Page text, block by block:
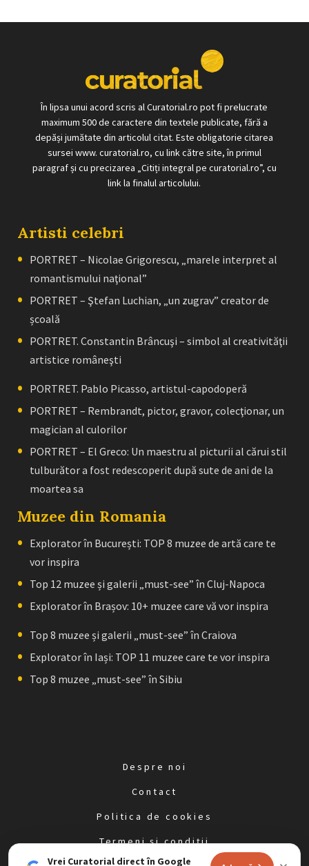
În lipsa unui acord scris al Curatorial.ro pot fi prelucrate
maximum 500 de caractere din textele publicate, fără a
depăși jumătate din articolul citat. Este obligatorie citarea
sursei www. curatorial.ro, cu link către site, în primul
paragraf și cu precizarea „Citiți integral pe curatorial.ro”, cu
link la finalul articolului.
Artisti celebri
PORTRET – Nicolae Grigorescu, „marele interpret al
romantismului naţional”
PORTRET – Ştefan Luchian, „un zugrav” creator de
școală
PORTRET. Constantin Brâncuşi – simbol al creativităţii
artistice româneşti
PORTRET. Pablo Picasso, artistul-capodoperă
PORTRET – Rembrandt, pictor, gravor, colecţionar, un
magician al culorilor
PORTRET – El Greco: Un maestru al picturii al cărui stil
tulburător a fost redescoperit după sute de ani de la
moartea sa
Muzee din Romania
Explorator în București: TOP 8 muzee de artă care te
vor inspira
Top 12 muzee și galerii „must-see” în Cluj-Napoca
Explorator în Brașov: 10+ muzee care vă vor inspira
Top 8 muzee și galerii „must-see” în Craiova
Explorator în Iași: TOP 11 muzee care te vor inspira
Top 8 muzee „must-see” în Sibiu
Despre noi
Contact
Politica de cookies
Termeni și condiții
Vrei Curatorial direct în Google